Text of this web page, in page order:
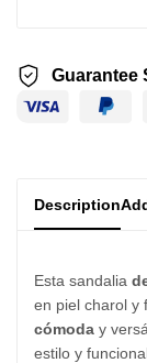
Guarantee
Description
Esta sandalia
en piel charol y
cómoda y
estilo y